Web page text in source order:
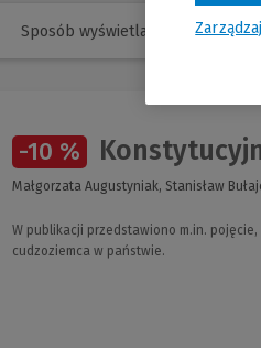
Sposób wyświetlania
-10 %
Małgorzata Augustyniak, Stanisław
W publikacji przedstawiono m.in.
cudzoziemca w państwie.